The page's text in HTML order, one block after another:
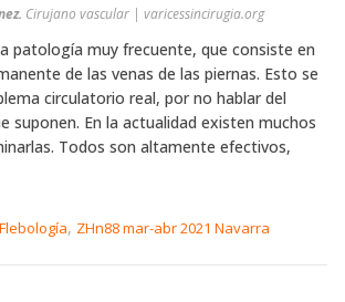
Cirujano vascular | varicessincirugia.org
patología muy frecuente, que consiste en
de las venas de las piernas. Esto se
circulatorio real, por no hablar del
suponen. En la actualidad existen muchos
Todos son altamente efectivos,
, ZHn88 mar-abr 2021 Navarra